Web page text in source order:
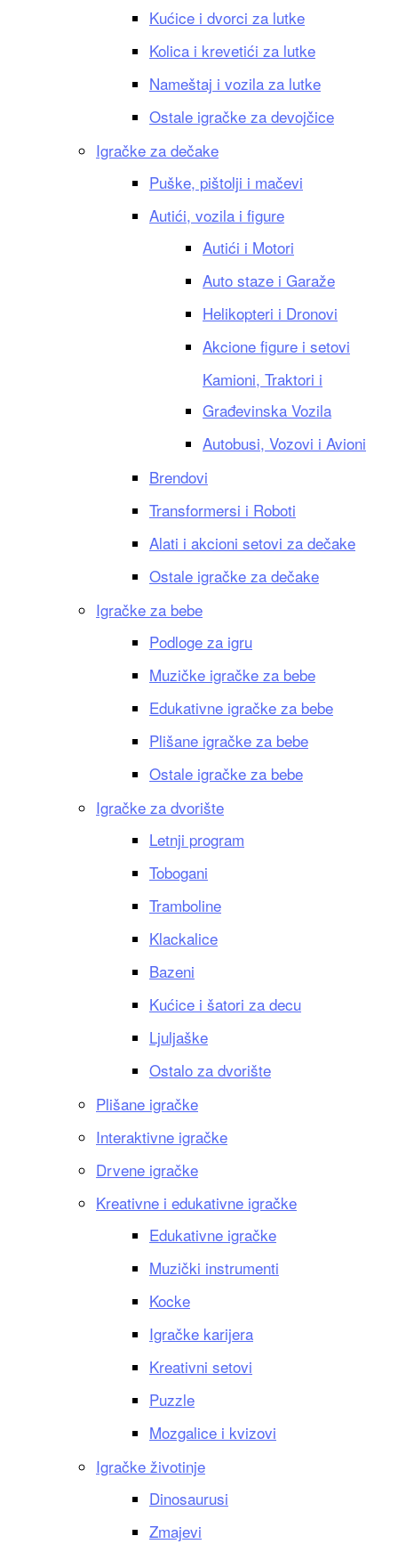
Kućice i dvorci za lutke
Kolica i krevetići za lutke
Nameštaj i vozila za lutke
Ostale igračke za devojčice
Igračke za dečake
Puške, pištolji i mačevi
Autići, vozila i figure
Autići i Motori
Auto staze i Garaže
Helikopteri i Dronovi
Akcione figure i setovi
Kamioni, Traktori i
Građevinska Vozila
Autobusi, Vozovi i Avioni
Brendovi
Transformersi i Roboti
Alati i akcioni setovi za dečake
Ostale igračke za dečake
Igračke za bebe
Podloge za igru
Muzičke igračke za bebe
Edukativne igračke za bebe
Plišane igračke za bebe
Ostale igračke za bebe
Igračke za dvorište
Letnji program
Tobogani
Tramboline
Klackalice
Bazeni
Kućice i šatori za decu
Ljuljaške
Ostalo za dvorište
Plišane igračke
Interaktivne igračke
Drvene igračke
Kreativne i edukativne igračke
Edukativne igračke
Muzički instrumenti
Kocke
Igračke karijera
Kreativni setovi
Puzzle
Mozgalice i kvizovi
Igračke životinje
Dinosaurusi
Zmajevi